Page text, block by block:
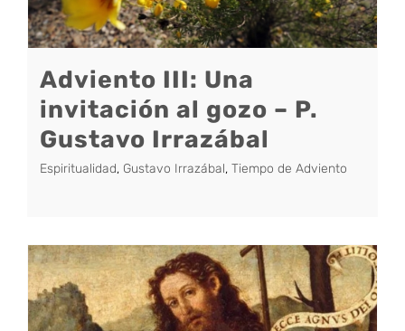
Adviento III: Una
invitación al gozo – P.
Gustavo Irrazábal
Espiritualidad, Gustavo Irrazábal, Tiempo de Adviento